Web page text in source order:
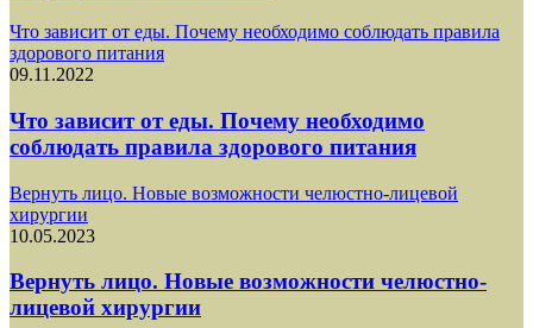
Что зависит от еды. Почему необходимо соблюдать правила
здорового питания
09.11.2022
Что зависит от еды. Почему необходимо
соблюдать правила здорового питания
Вернуть лицо. Новые возможности челюстно-лицевой
хирургии
10.05.2023
Вернуть лицо. Новые возможности челюстно-
лицевой хирургии